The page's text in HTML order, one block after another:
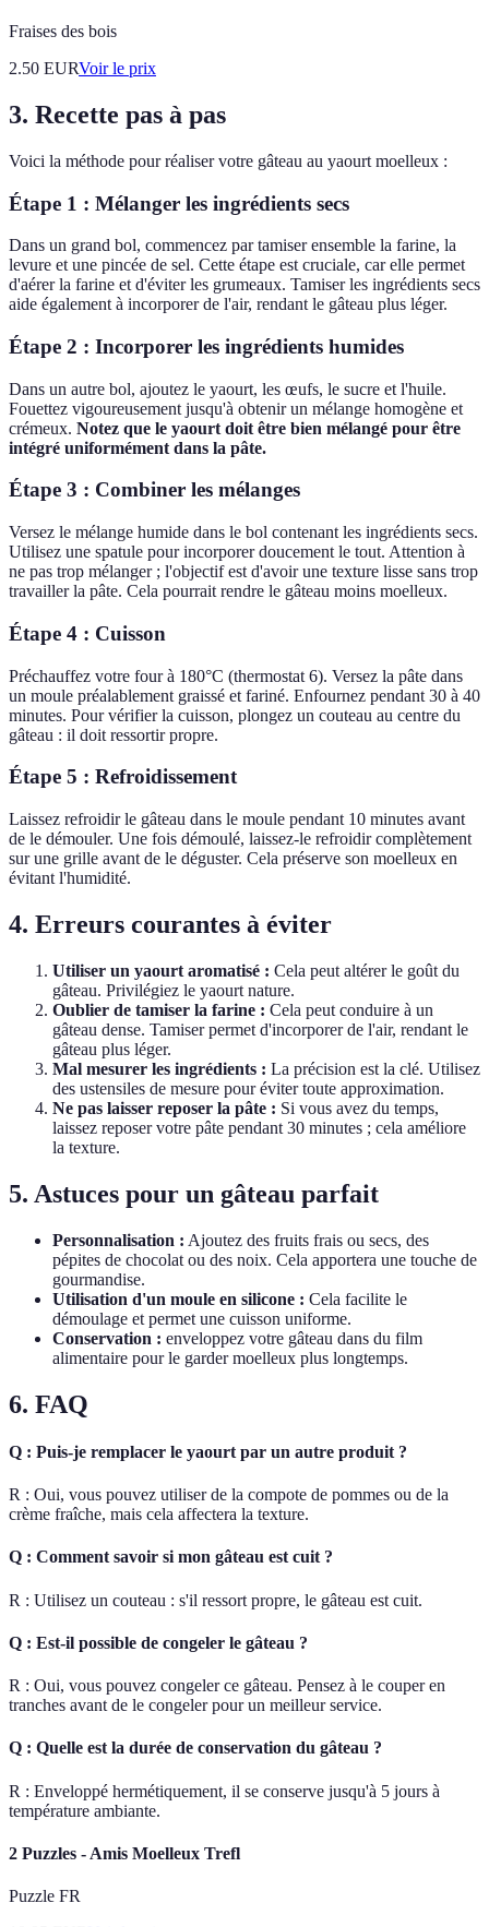
Fraises des bois
2.50 EURVoir le prix
3. Recette pas à pas
Voici la méthode pour réaliser votre gâteau au yaourt moelleux :
Étape 1 : Mélanger les ingrédients secs
Dans un grand bol, commencez par tamiser ensemble la farine, la
levure et une pincée de sel. Cette étape est cruciale, car elle permet
d'aérer la farine et d'éviter les grumeaux. Tamiser les ingrédients secs
aide également à incorporer de l'air, rendant le gâteau plus léger.
Étape 2 : Incorporer les ingrédients humides
Dans un autre bol, ajoutez le yaourt, les œufs, le sucre et l'huile.
Fouettez vigoureusement jusqu'à obtenir un mélange homogène et
crémeux. Notez que le yaourt doit être bien mélangé pour être
intégré uniformément dans la pâte.
Étape 3 : Combiner les mélanges
Versez le mélange humide dans le bol contenant les ingrédients secs.
Utilisez une spatule pour incorporer doucement le tout. Attention à
ne pas trop mélanger ; l'objectif est d'avoir une texture lisse sans trop
travailler la pâte. Cela pourrait rendre le gâteau moins moelleux.
Étape 4 : Cuisson
Préchauffez votre four à 180°C (thermostat 6). Versez la pâte dans
un moule préalablement graissé et fariné. Enfournez pendant 30 à 40
minutes. Pour vérifier la cuisson, plongez un couteau au centre du
gâteau : il doit ressortir propre.
Étape 5 : Refroidissement
Laissez refroidir le gâteau dans le moule pendant 10 minutes avant
de le démouler. Une fois démoulé, laissez-le refroidir complètement
sur une grille avant de le déguster. Cela préserve son moelleux en
évitant l'humidité.
4. Erreurs courantes à éviter
Utiliser un yaourt aromatisé : Cela peut altérer le goût du
gâteau. Privilégiez le yaourt nature.
Oublier de tamiser la farine : Cela peut conduire à un
gâteau dense. Tamiser permet d'incorporer de l'air, rendant le
gâteau plus léger.
Mal mesurer les ingrédients : La précision est la clé. Utilisez
des ustensiles de mesure pour éviter toute approximation.
Ne pas laisser reposer la pâte : Si vous avez du temps,
laissez reposer votre pâte pendant 30 minutes ; cela améliore
la texture.
5. Astuces pour un gâteau parfait
Personnalisation : Ajoutez des fruits frais ou secs, des
pépites de chocolat ou des noix. Cela apportera une touche de
gourmandise.
Utilisation d'un moule en silicone : Cela facilite le
démoulage et permet une cuisson uniforme.
Conservation : enveloppez votre gâteau dans du film
alimentaire pour le garder moelleux plus longtemps.
6. FAQ
Q : Puis-je remplacer le yaourt par un autre produit ?
R : Oui, vous pouvez utiliser de la compote de pommes ou de la
crème fraîche, mais cela affectera la texture.
Q : Comment savoir si mon gâteau est cuit ?
R : Utilisez un couteau : s'il ressort propre, le gâteau est cuit.
Q : Est-il possible de congeler le gâteau ?
R : Oui, vous pouvez congeler ce gâteau. Pensez à le couper en
tranches avant de le congeler pour un meilleur service.
Q : Quelle est la durée de conservation du gâteau ?
R : Enveloppé hermétiquement, il se conserve jusqu'à 5 jours à
température ambiante.
2 Puzzles - Amis Moelleux Trefl
Puzzle FR